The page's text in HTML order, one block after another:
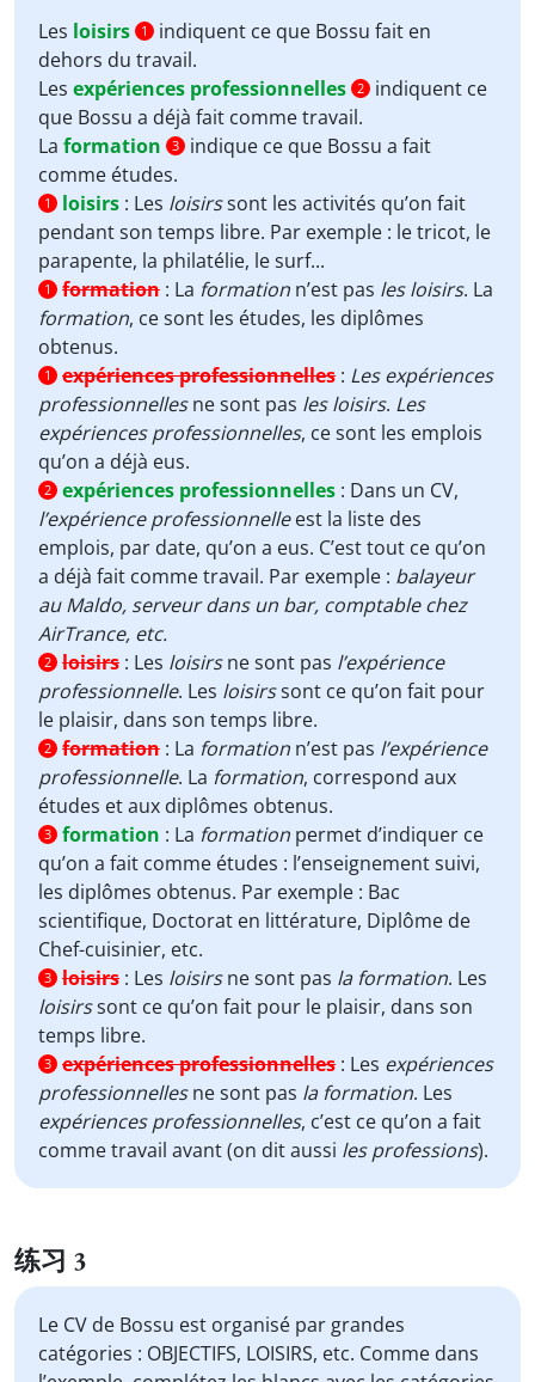
Les loisirs 1
indiquent ce que Bossu fait en
dehors du travail.
Les expériences professionnelles 2
indiquent ce
que Bossu a déjà fait comme travail.
La formation 3
indique ce que Bossu a fait
comme études.
1 loisirs : Les loisirssont les activités qu’on fait
pendant son temps libre. Par exemple : le tricot, le
parapente, la philatélie, le surf...
1 formation : La formation n’est pas les loisirs. La
formation, ce sont les études, les diplômes
obtenus.
1 expériences professionnelles : Les expériences
professionnellesne sont pas les loisirs. Les
expériences professionnelles, ce sont les emplois
qu’on a déjà eus.
2 expériences professionnelles : Dans un CV,
l’expérience professionnelleest la liste des
emplois, par date, qu’on a eus. C’est tout ce qu’on
a déjà fait comme travail. Par exemple : balayeur
au Maldo, serveur dans un bar, comptable chez
AirTrance, etc.
2 loisirs : Les loisirsne sont pas l’expérience
professionnelle. Les loisirssont ce qu’on fait pour
le plaisir, dans son temps libre.
2 formation : La formation n’est pas l’expérience
professionnelle. La formation, correspond aux
études et aux diplômes obtenus.
3 formation : La formation permet d’indiquer ce
qu’on a fait comme études : l’enseignement suivi,
les diplômes obtenus. Par exemple : Bac
scientifique, Doctorat en littérature, Diplôme de
Chef-cuisinier, etc.
3 loisirs : Les loisirsne sont pas la formation. Les
loisirssont ce qu’on fait pour le plaisir, dans son
temps libre.
3 expériences professionnelles : Les expériences
professionnellesne sont pas la formation. Les
expériences professionnelles, c’est ce qu’on a fait
comme travail avant (on dit aussi les professions).
练习 3
Le CV de Bossu est organisé par grandes
catégories : OBJECTIFS, LOISIRS, etc. Comme dans